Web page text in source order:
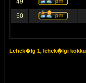
49
50
Lehek�lg 1, lehek�lgi kokku